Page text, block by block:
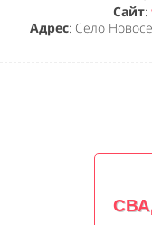
Сайт:
Адрес: Село